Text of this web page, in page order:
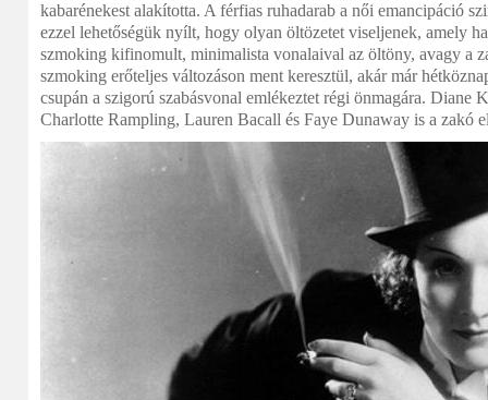
kabarénekest alakította. A férfias ruhadarab a női emancipáció
ezzel lehetőségük nyílt, hogy olyan öltözetet viseljenek, amely
szmoking kifinomult, minimalista vonalaival az öltöny, avagy a
szmoking erőteljes változáson ment keresztül, akár már
csupán a szigorú szabásvonal emlékeztet régi önmagára. Diane
Charlotte Rampling, Lauren Bacall és Faye Dunaway is a zakó